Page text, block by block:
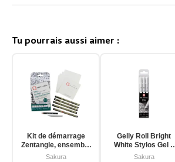
Tu pourrais aussi aimer :
Kit de démarrage
Zentangle, ensemble
d'outils pour
Sakura
Gelly Roll Bright
White Stylos Gel 3
pièces
Sakura